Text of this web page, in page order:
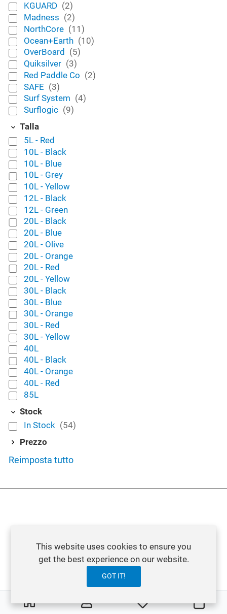
My Wishlist
KGUARD (2)
Madness (2)
NorthCore (11)
Ocean+Earth (10)
OverBoard
(5)
Quiksilver (3)
Red Paddle Co (2)
SAFE (3)
Surf System (4)
Surflogic (9)
Talla
5L - Red
10L - Black
10L - Blue
10L - Grey
10L - Yellow
12L - Black
12L - Green
20L - Black
20L - Blue
20L - Olive
20L - Orange
20L - Red
20L - Yellow
30L - Black
30L - Blue
30L - Orange
30L - Red
30L - Yellow
40L
40L - Black
40L - Orange
40L - Red
85L
Stock
In Stock (54)
Prezzo
Reimposta tutto
This website uses cookies to ensure you
get the best experience on our website.
GOT IT!